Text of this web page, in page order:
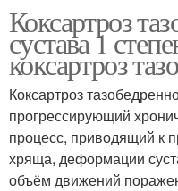
Коксартроз
сустава 1
коксартроз
Коксартроз
прогрессирующий
процесс, приводящий к
хряща, деформации
объём движений